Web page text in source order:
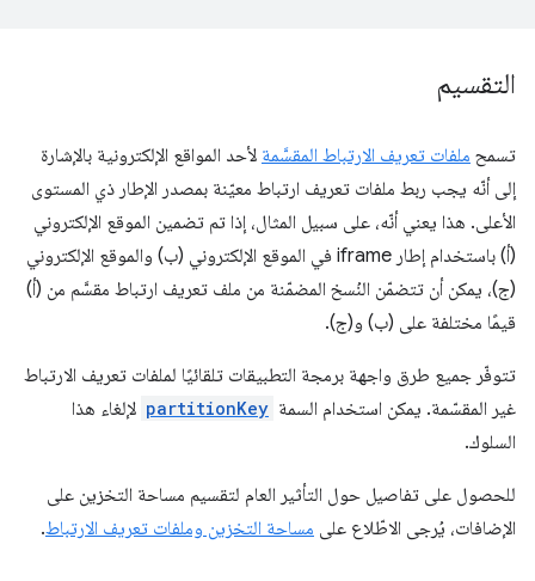
التقسيم
تسمح ملفات تعريف الارتباط المقسَّمة لأحد المواقع الإلكترونية بالإشارة
إلى أنّه يجب ربط ملفات تعريف ارتباط معيّنة بمصدر الإطار ذي المستوى
الأعلى. هذا يعني أنّه، على سبيل المثال، إذا تم تضمين الموقع الإلكتروني
(أ) باستخدام إطار iframe في الموقع الإلكتروني (ب) والموقع الإلكتروني
(ج)، يمكن أن تتضمّن النُسخ المضمّنة من ملف تعريف ارتباط مقسَّم من (أ)
قيمًا مختلفة على (ب) و(ج).
تتوفّر جميع طرق واجهة برمجة التطبيقات تلقائيًا لملفات تعريف الارتباط
غير المقسّمة. يمكن استخدام السمة partitionKey لإلغاء هذا
السلوك.
للحصول على تفاصيل حول التأثير العام لتقسيم مساحة التخزين على
الإضافات، يُرجى الاطّلاع على مساحة التخزين وملفات تعريف الارتباط.